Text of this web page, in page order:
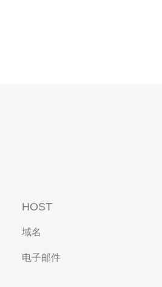
HOST
域名
电子邮件